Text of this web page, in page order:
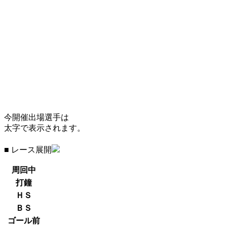
今開催出場選手は
太字で表示されます。
■ レース展開
周回中
打鐘
ＨＳ
ＢＳ
ゴール前